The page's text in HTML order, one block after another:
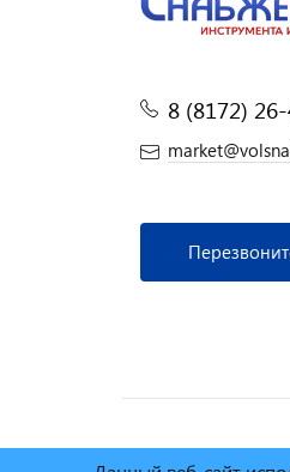
8 (8172)
© Сеть магазинов